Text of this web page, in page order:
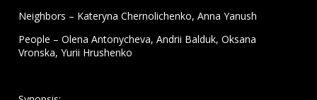
Neighbors – Kateryna Chernolichenko, Anna Yanush
People – Olena Antonycheva, Andrii Balduk, Oksana
Vronska, Yurii Hrushenko